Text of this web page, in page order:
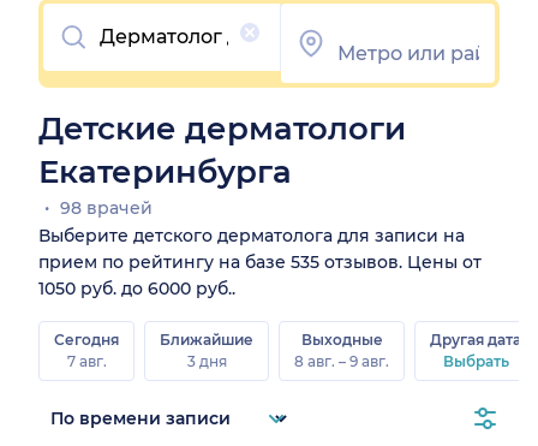
Очистить
Детские дерматологи
Екатеринбурга
98 врачей
Выберите детского дерматолога для записи на
прием по рейтингу на базе 535 отзывов. Цены от
1050 руб. до 6000 руб..
Сегодня
7 авг.
Ближайшие
3 дня
Выходные
8 авг. – 9 авг.
Другая дата
Выбрать